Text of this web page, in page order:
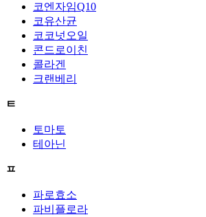
코엔자임Q10
코유산균
코코넛오일
콘드로이친
콜라겐
크랜베리
ㅌ
토마토
테아닌
ㅍ
파로효소
파비플로라